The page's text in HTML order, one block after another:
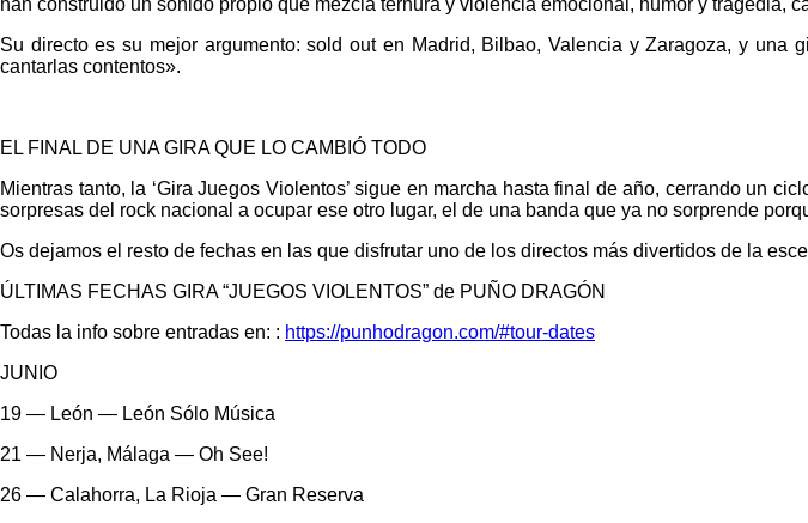
Su directo es su mejor argumento: sold out en Madrid, Bilbao, Valencia y Zaragoza, y
cantarlas contentos».
EL FINAL DE UNA GIRA QUE LO CAMBIÓ TODO
Mientras tanto, la ‘Gira Juegos Violentos’ sigue en marcha hasta final de año, cerrando un
sorpresas del rock nacional a ocupar ese otro lugar, el de una banda que ya no sorprende
Os dejamos el resto de fechas en las que disfrutar uno de los directos más divertidos de la
ÚLTIMAS FECHAS GIRA “JUEGOS VIOLENTOS” de PUÑO DRAGÓN
Todas la info sobre entradas en: : https://punhodragon.com/#tour-dates
JUNIO
19 — León — León Sólo Música
21 — Nerja, Málaga — Oh See!
26 — Calahorra, La Rioja — Gran Reserva